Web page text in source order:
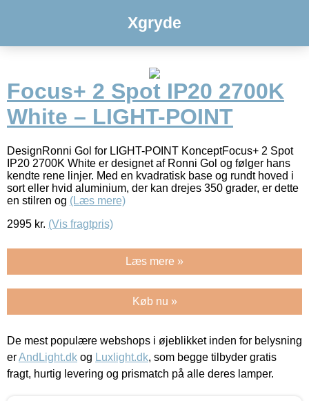
Xgryde
Focus+ 2 Spot IP20 2700K
White – LIGHT-POINT
DesignRonni Gol for LIGHT-POINT KonceptFocus+ 2 Spot
IP20 2700K White er designet af Ronni Gol og følger hans
kendte rene linjer. Med en kvadratisk base og rundt hoved i
sort eller hvid aluminium, der kan drejes 350 grader, er dette
en stilren og (Læs mere)
2995 kr. (Vis fragtpris)
Læs mere »
Køb nu »
De mest populære webshops i øjeblikket inden for belysning
erAndLight.dk og Luxlight.dk, som begge tilbyder gratis
fragt, hurtig levering og prismatch på alle deres lamper.